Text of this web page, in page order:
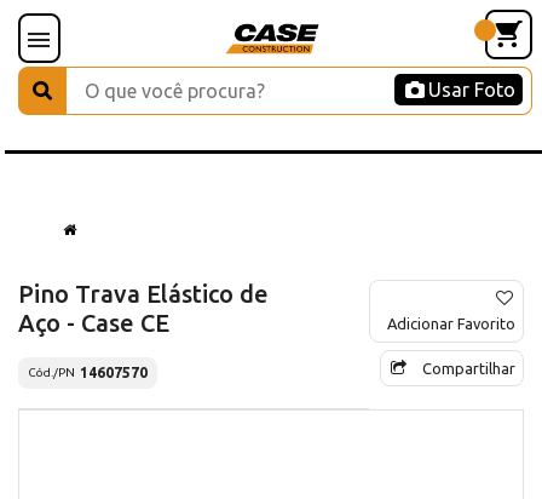
Usar Foto
Pino Trava Elástico de
Aço - Case CE
Cód./PN 14607570
Adicionar Favorito
Compartilhar